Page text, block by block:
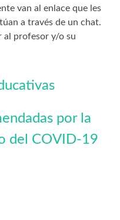
van al enlace que les
a través de un chat.
al profesor y/o su
por la
del COVID-19